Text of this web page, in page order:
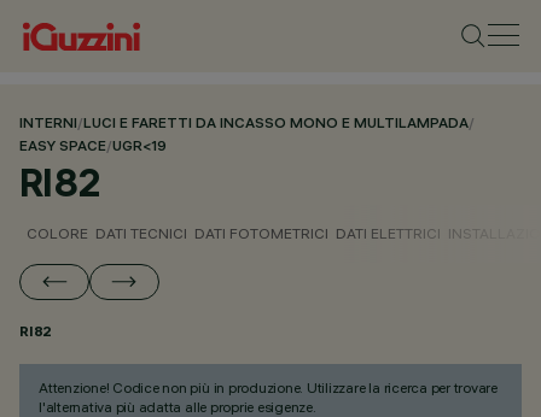
INTERNI/LUCI E FARETTI DA INCASSO MONO E MULTILAMPADA/
EASY SPACE/UGR<19
RI82
COLORE DATI TECNICI DATI FOTOMETRICI DATI ELETTRICI
RI82
Attenzione! Codice non più in produzione. Utilizzare la ricerca per trovare
l'alternativa più adatta alle proprie esigenze.